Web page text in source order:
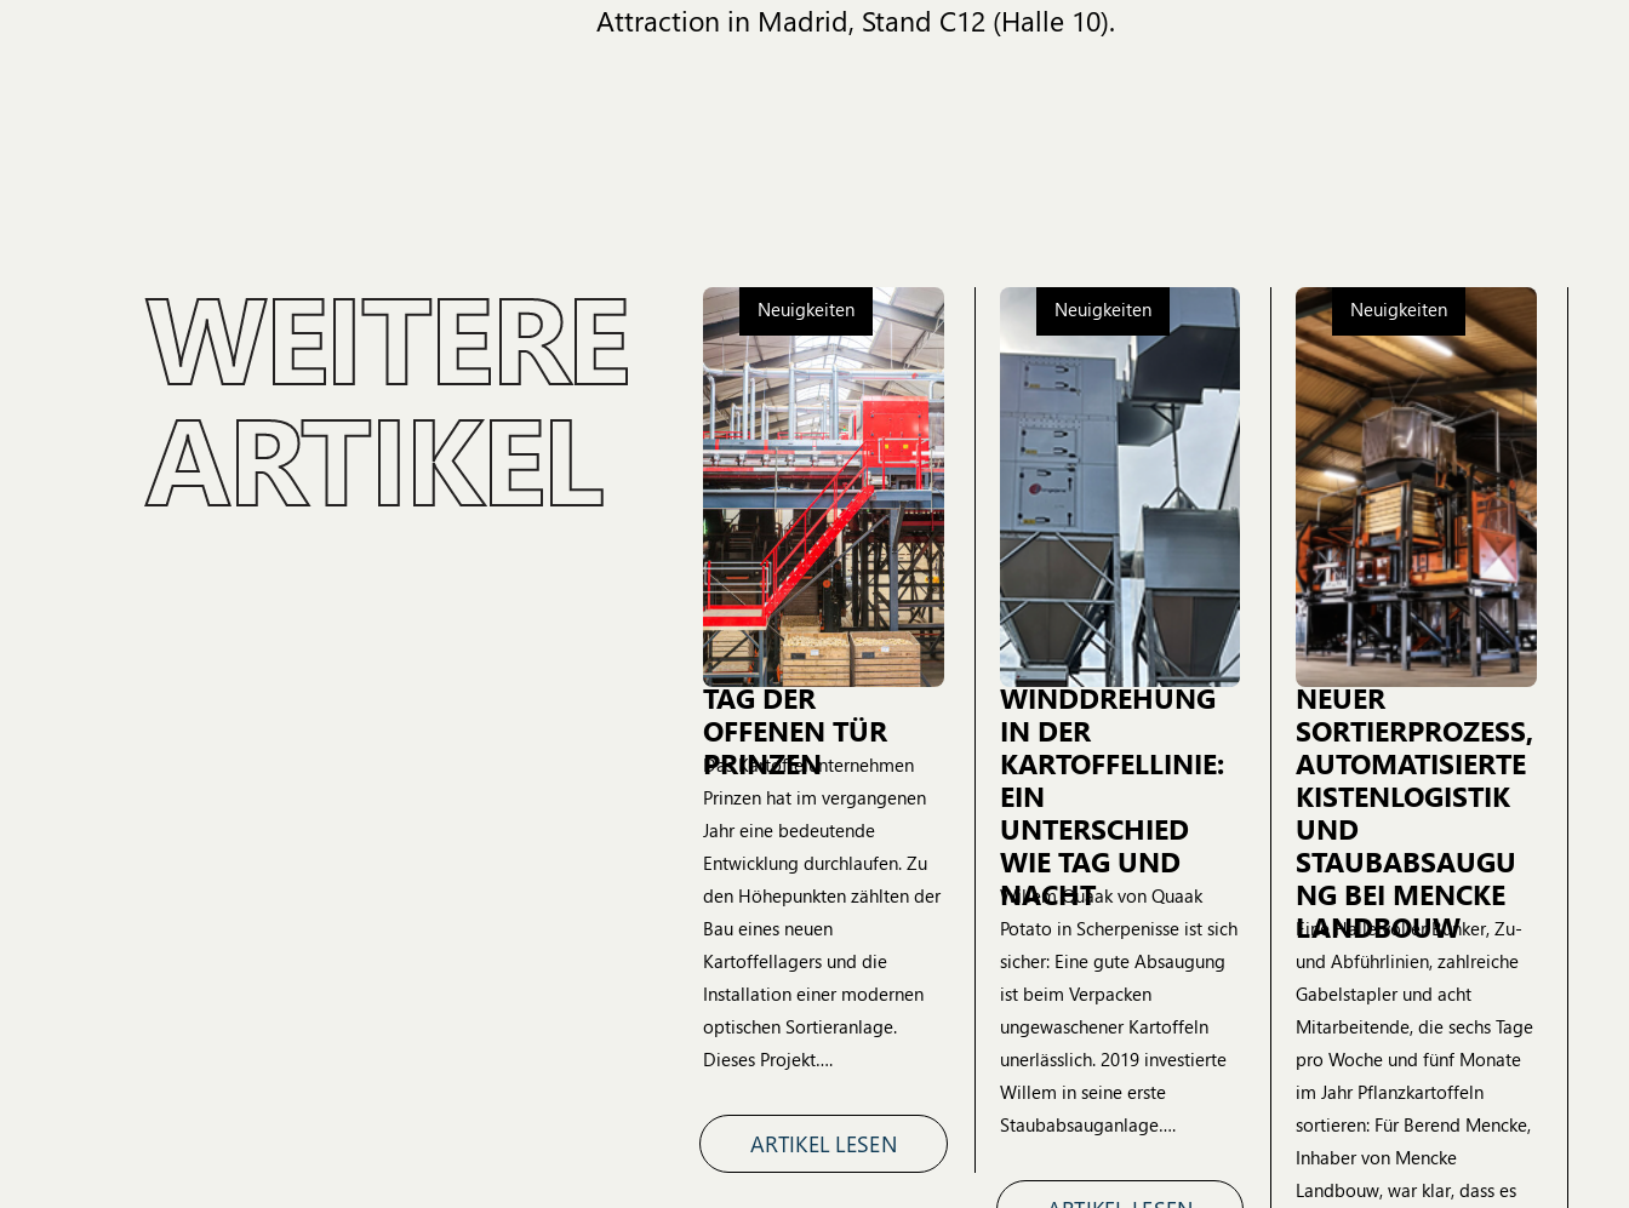
Attraction in Madrid, Stand C12 (Halle 10).
WEITERE
ARTIKEL
Neuigkeiten
TAG DER
OFFENEN TÜR
PRINZEN
Das Kartoffelunternehmen
Prinzen hat im vergangenen
Jahr eine bedeutende
Entwicklung durchlaufen. Zu
den Höhepunkten zählten der
Bau eines neuen
Kartoffellagers und die
Installation einer modernen
optischen Sortieranlage.
Dieses Projekt….
ARTIKEL LESEN
Neuigkeiten
WINDDREHUNG
IN DER
KARTOFFELLINIE:
EIN
UNTERSCHIED
WIE TAG UND
NACHT
Willem Quaak von Quaak
Potato in Scherpenisse ist sich
sicher: Eine gute Absaugung
ist beim Verpacken
ungewaschener Kartoffeln
unerlässlich. 2019 investierte
Willem in seine erste
Staubabsauganlage….
Neuigkeiten
NEUER
SORTIERPROZESS,
AUTOMATISIERTE
KISTENLOGISTIK
UND
STAUBABSAUGU
NG BEI MENCKE
LANDBOUW
Eine Halle voller Bunker, Zu-
und Abführlinien, zahlreiche
Gabelstapler und acht
Mitarbeitende, die sechs Tage
pro Woche und fünf Monate
im Jahr Pflanzkartoffeln
sortieren: Für Berend Mencke,
Inhaber von Mencke
Landbouw, war klar, dass es